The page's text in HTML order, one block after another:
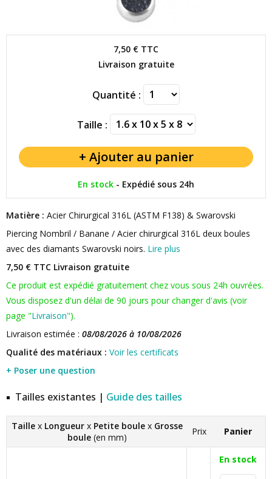
7,50 € TTC
Livraison gratuite
Quantité :
Taille :
En stock - Expédié sous 24h
Matière : Acier Chirurgical 316L (ASTM F138) & Swarovski
Piercing Nombril / Banane / Acier chirurgical 316L deux boules
avec des diamants Swarovski noirs. Lire plus
7,50 € TTC Livraison gratuite
Ce produit est expédié gratuitement chez vous sous 24h ouvrées.
Vous disposez d'un délai de 90 jours pour changer d'avis (voir
page "Livraison").
Livraison estimée : 08/08/2026 à 10/08/2026
Qualité des matériaux : Voir les certificats
+ Poser une question
Tailles existantes | Guide des tailles
Taille x Longueur x Petite boule x Grosse
boule (en mm)
Prix Panier
En stock